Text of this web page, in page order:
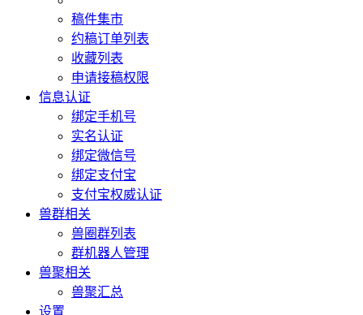
稿件集市
约稿订单列表
收藏列表
申请接稿权限
信息认证
绑定手机号
实名认证
绑定微信号
绑定支付宝
支付宝权威认证
兽群相关
兽圈群列表
群机器人管理
兽聚相关
兽聚汇总
设置